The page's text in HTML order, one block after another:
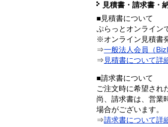
見積書・請求書・
■見積書について
ぷらっとオンライン
※オンライン見積書
⇒一般法人会員（
⇒ 見積書について詳
■請求書について
ご注文時に希望され
尚、請求書は、営業
場合がございます。
⇒請求書について詳